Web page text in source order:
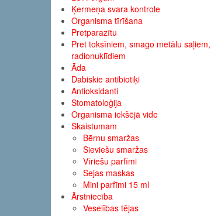
Ķermeņa svara kontrole
Organisma tīrīšana
Pretparazītu
Pret toksīniem, smago metālu saļiem,
radionuklīdiem
Āda
Dabiskie antibiotiķi
Antioksidanti
Stomatoloģija
Organisma iekšējā vide
Skaistumam
Bērnu smaržas
Sieviešu smaržas
Vīriešu parfīmi
Sejas maskas
Mini parfīmi 15 ml
Ārstniecība
Veselības tējas